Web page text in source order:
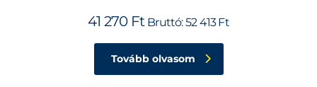
41 270 Ft Bruttó:52 413Ft
Tovább olvasom